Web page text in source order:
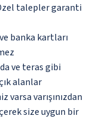
talepler garanti
banka kartları
ve teras gibi
alanlar
varışınızdan
size uygun bir